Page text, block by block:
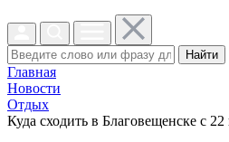
Найти
Главная
Новости
Отдых
Куда сходить в Благовещенске с